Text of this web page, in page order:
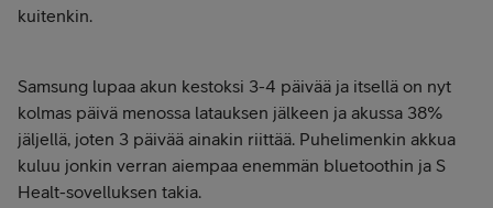
kuitenkin.
Samsung lupaa akun kestoksi 3-4 päivää ja itsellä on nyt
kolmas päivä menossa latauksen jälkeen ja akussa 38%
jäljellä, joten 3 päivää ainakin riittää. Puhelimenkin akkua
kuluu jonkin verran aiempaa enemmän bluetoothin ja S
Healt-sovelluksen takia.